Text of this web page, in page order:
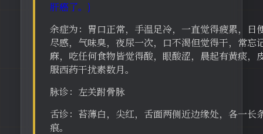
肝癌了。)
余症为：胃口正常，手温足冷，一直觉得疲累，日
尽感，气味臭，夜尿一次，口不渴但觉得干，常忘
麻，吃任何食物皆觉得酸，眼酸涩，晨起有黄痰，
服西药干扰素数月。
脉诊：左关跗骨脉
舌诊：苔薄白，尖红，舌面两侧近边缘处，各一长
痕。